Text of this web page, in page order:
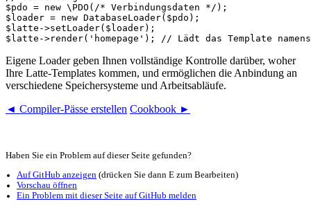
$pdo = new \PDO(/* Verbindungsdaten */);
$loader = new DatabaseLoader($pdo);
$latte->setLoader($loader);
Eigene Loader geben Ihnen vollständige Kontrolle darüber, woher
Ihre Latte-Templates kommen, und ermöglichen die Anbindung an
verschiedene Speichersysteme und Arbeitsabläufe.
◄ Compiler-Pässe erstellen Cookbook ►